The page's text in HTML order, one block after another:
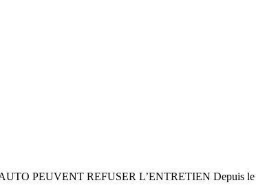
PEUVENT REFUSER L’ENTRETIEN Depuis